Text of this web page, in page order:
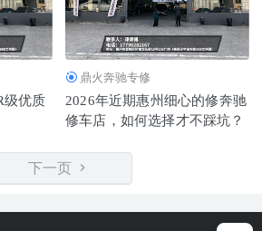
级优质
鼎火奔驰专修
2026年近期惠州细心的修奔驰
修车店，如何选择才不踩坑？
下一页